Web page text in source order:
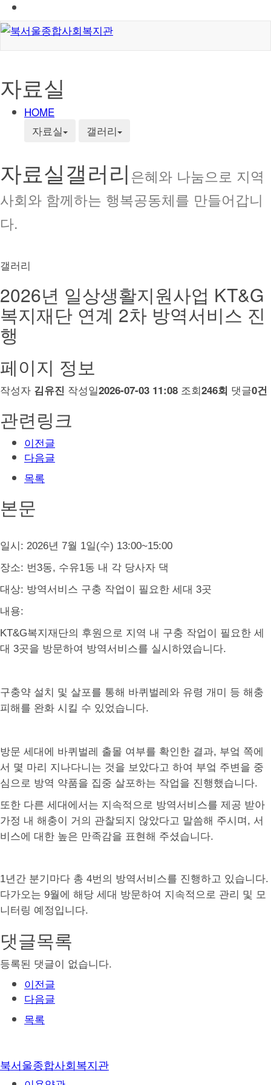
자료실
HOME
자료실
갤러리
자료실갤러리은혜와 나눔으로 지역
사회와 함께하는 행복공동체를 만들어갑니
다.
갤러리
2026년 일상생활지원사업 KT&G
복지재단 연계 2차 방역서비스 진
행
페이지 정보
작성자 김유진 작성일2026-07-03 11:08 조회246회 댓글0건
관련링크
이전글
다음글
목록
본문
일시 : 2026년 7월 1일(수) 13:00~15:00
장소: 번3동, 수유1동 내 각 당사자 댁
대상: 방역서비스 구충 작업이 필요한 세대 3곳
내용:
KT&G복지재단의 후원으로 지역 내 구충 작업이 필요한 세
대 3곳을 방문하여 방역서비스를 실시하였습니다.
구충약 설치 및 살포를 통해 바퀴벌레와 유령 개미 등 해충
피해를 완화 시킬 수 있었습니다.
방문 세대에 바퀴벌레 출몰 여부를 확인한 결과, 부엌 쪽에
서 몇 마리 지나다니는 것을 보았다고 하여 부엌 주변을 중
심으로 방역 약품을 집중 살포하는 작업을 진행했습니다.
또한 다른 세대에서는 지속적으로 방역서비스를 제공 받아
가정 내 해충이 거의 관찰되지 않았다고 말씀해 주시며 , 서
비스에 대한 높은 만족감을 표현해 주셨습니다.
1년간 분기마다 총 4번의 방역서비스를 진행하고 있습니다.
다가오는 9월에 해당 세대 방문하여 지속적으로 관리 및 모
니터링 예정입니다.
댓글목록
등록된 댓글이 없습니다.
이전글
다음글
목록
북서울종합사회복지관